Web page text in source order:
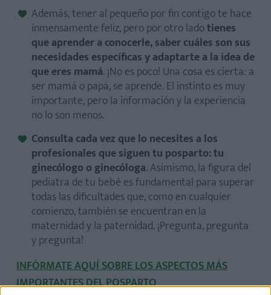
Además, tener al pequeño por fin contigo te hace
inmensamente feliz, pero por otro ladotienes
que aprender a conocerle, saber cuáles son sus
necesidades específicas y adaptarte a la idea de
que eres mamá. ¡No es poco! Una cosa es cierta: a
ser mamá o papá, se aprende. El instinto es muy
importante, pero la información y la experiencia
no lo son menos.
Consulta cada vez que lo necesites a los
profesionales que siguen tu posparto: tu
ginecólogo o ginecóloga. Asimismo, la figura del
pediatra de tu bebé es fundamental para superar
todas las dificultades que, como en cualquier
comienzo, también se encuentran en la
maternidad y la paternidad. ¡Pregunta, pregunta
y pregunta!
INFÓRMATE AQUÍ SOBRE LOS ASPECTOS MÁS
IMPORTANTES DEL POSPARTO